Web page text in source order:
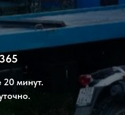
20 минут.